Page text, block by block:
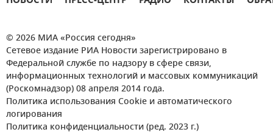
© 2026 МИА «Россия сегодня»
Сетевое издание РИА Новости зарегистрировано в
Федеральной службе по надзору в сфере связи,
информационных технологий и массовых коммуникаций
(Роскомнадзор) 08 апреля 2014 года.
Политика использования Cookie и автоматического
логирования
Политика конфиденциальности (ред. 2023 г.)